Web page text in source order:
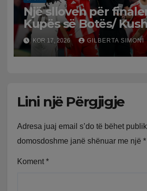
Një slloven për finalen e
Kupës së Botës/
Slavko Vincic, arbitri
vërë drejtësi në
Argjentinë
KOR 17, 2026 GILBERTA SIMONI
Lini një Përgjigje
Adresa juaj email s’do të bëhet
domosdoshme janë shënuar me një *
Koment *